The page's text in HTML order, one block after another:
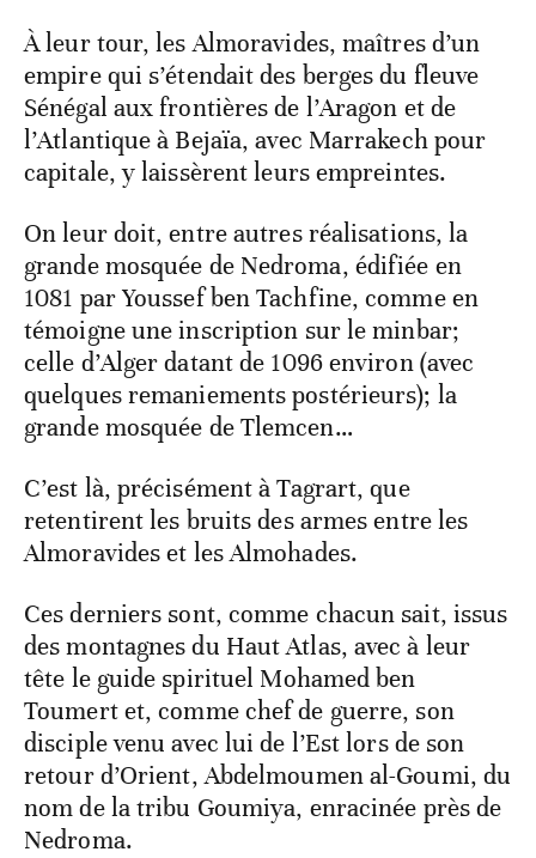
À leur tour, les Almoravides, maîtres d’un
empire qui s’étendait des berges du fleuve
Sénégal aux frontières de l’Aragon et de
l’Atlantique à Bejaïa, avec Marrakech pour
capitale, y laissèrent leurs empreintes.
On leur doit, entre autres réalisations, la
grande mosquée de Nedroma, édifiée en
1081 par Youssef ben Tachfine, comme en
témoigne une inscription sur le minbar;
celle d’Alger datant de 1096 environ (avec
quelques remaniements postérieurs); la
grande mosquée de Tlemcen…
C’est là, précisément à Tagrart, que
retentirent les bruits des armes entre les
Almoravides et les Almohades.
Ces derniers sont, comme chacun sait, issus
des montagnes du Haut Atlas, avec à leur
tête le guide spirituel Mohamed ben
Toumert et, comme chef de guerre, son
disciple venu avec lui de l’Est lors de son
retour d’Orient, Abdelmoumen al-Goumi, du
nom de la tribu Goumiya, enracinée près de
Nedroma.